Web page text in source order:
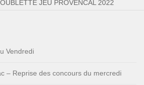
JEU PROVENCAL 2022
Vendredi
– Reprise des concours du mercredi